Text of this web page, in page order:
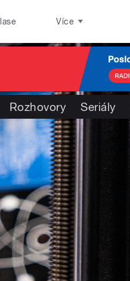
Více
Rozhovory Seriály